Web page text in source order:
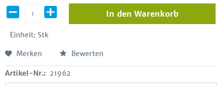
Einheit: Stk
In den Warenkorb
Merken Bewerten
Artikel-Nr.: 21962